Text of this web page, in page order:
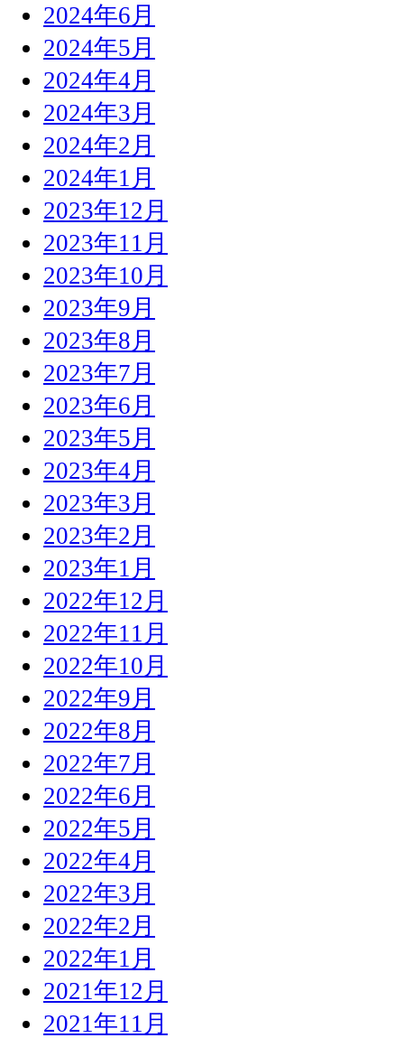
2024年6月
2024年5月
2024年4月
2024年3月
2024年2月
2024年1月
2023年12月
2023年11月
2023年10月
2023年9月
2023年8月
2023年7月
2023年6月
2023年5月
2023年4月
2023年3月
2023年2月
2023年1月
2022年12月
2022年11月
2022年10月
2022年9月
2022年8月
2022年7月
2022年6月
2022年5月
2022年4月
2022年3月
2022年2月
2022年1月
2021年12月
2021年11月